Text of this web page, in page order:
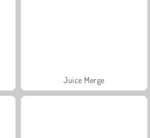
Juice Merge